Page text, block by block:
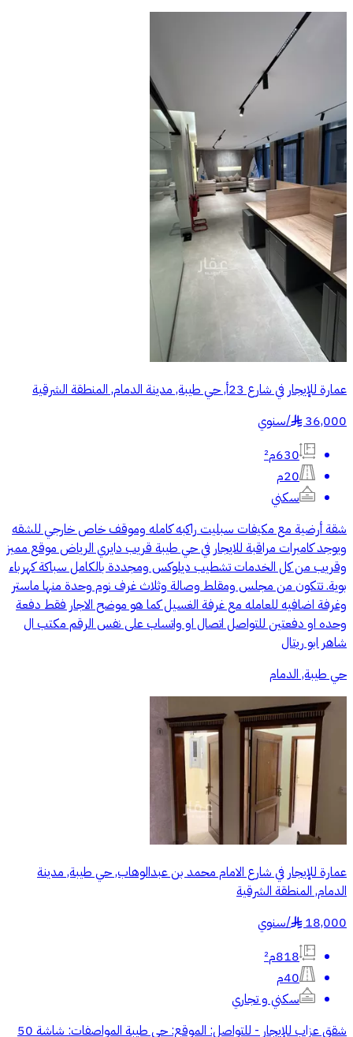
عمارة للإيجار في شارع 23أ, حي طيبة, مدينة الدمام, المنطقة الشرقية
36,000
§
/سنوي
630م²
20م
سكني
شقة أرضية مع مكيفات سبليت راكبه كامله وموقف خاص خارجي للشقه
ويوجد كاميرات مراقبة للايجار في حي طيبة قريب دايري الرياض موقع مميز
وقريب من كل الخدمات تشطيب ديلوكس ومجددة بالكامل سباكة كهرباء
بوية. تتكون من مجلس ومقلط وصالة وثلاث غرف نوم وحدة منها ماستر
وغرفة اضافيه للعامله مع غرفة الغسيل كما هو موضح الاجار فقط دفعة
وحده او دفعتين للتواصل اتصال او واتساب على نفس الرقم مكتب ال
شاهر ابو ريتال
حي طيبة, الدمام
عمارة للإيجار في شارع الامام محمد بن عبدالوهاب, حي طيبة, مدينة
الدمام, المنطقة الشرقية
18,000
§
/سنوي
818م²
40م
سكني و تجاري
شقق عزاب للإيجار - للتواصل: الموقع: حي طيبة المواصفات: شاشة 50